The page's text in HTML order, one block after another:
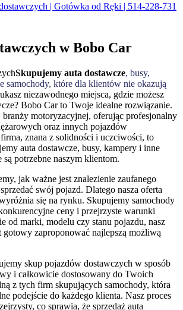
w Bobo Car
Skupujemy auta dostawcze, busy,
samochody, które dla klientów nie okazują
niezawodnego miejsca, gdzie możesz
Bobo Car to Twoje idealne rozwiązanie.
branży motoryzacyjnej, oferując profesjonalny
oraz innych pojazdów
znana z solidności i uczciwości, to
auta dostawcze, busy, kampery i inne
potrzebne naszym klientom.
jak ważne jest znalezienie zaufanego
swój pojazd. Dlatego nasza oferta
się na rynku. Skupujemy samochody
ceny i przejrzyste warunki
od marki, modelu czy stanu pojazdu, nasz
gotowy zaproponować najlepszą możliwą
skup pojazdów dostawczych w sposób
i całkowicie dostosowany do Twoich
z tych firm skupujących samochody, która
podejście do każdego klienta. Nasz proces
co sprawia, że sprzedaż auta